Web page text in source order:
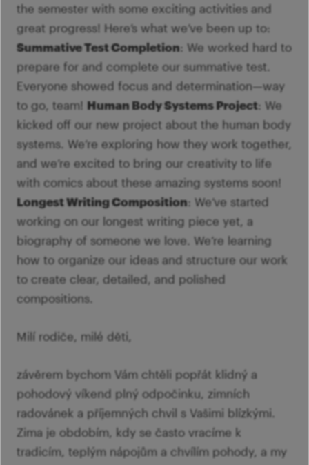
the semester with some exciting activities and
great progress! Here’s what we’ve been up to:
Summative Test Completion: We worked hard to
prepare for and complete our summative test.
Everyone showed focus and determination—way
to go, team! Human Body Systems Project: We
kicked off our new project about the human body
systems. We’re exploring how they work together,
and we’re excited to bring our creativity to life
with comics about these amazing systems soon!
Longest Writing Composition: We’ve started
working on our longest writing piece yet, a
biography of someone we love. We’re learning
how to organize our ideas and structure our work
to create clear, detailed, and polished
compositions.
Milí rodiče, milé děti,
závěrem bychom Vám chtěli popřát klidný a
pohodový víkend plný odpočinku, zimních
radovánek a příjemných chvil s Vašimi blízkými.
Zima je obdobím, kdy se často vracíme k
tradicím, teplým nápojům a chvílím pohody, a my